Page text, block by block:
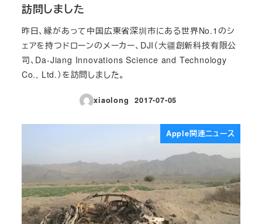
訪問しました
昨日、縁があって中国広東省深圳市にある世界No.1のシ
ェアを持つドローンのメーカー、DJI（大疆創新科技有限公
司、Da-Jiang Innovations Science and Technology
Co., Ltd.）を訪問しました。
xiaolong
投稿日
2017-07-05
Apple関連ニュース